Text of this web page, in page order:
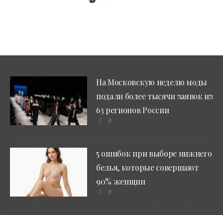
На Московскую неделю моды
подали более тысячи заявок из
63 регионов России
0
5 ошибок при выборе нижнего
белья, которые совершают
90% женщин
0